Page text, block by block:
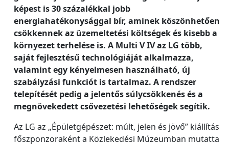
képest is 30 százalékkal jobb
energiahatékonysággal bír, aminek köszönhetően
csökkennek az üzemeltetési költségek és kisebb a
környezet terhelése is. A Multi V IV az LG több,
saját fejlesztésű technológiáját alkalmazza,
valamint egy kényelmesen használható, új
szabályzási funkciót is tartalmaz. A rendszer
telepítését pedig a jelentős súlycsökkenés és a
megnövekedett csővezetési lehetőségek segítik.
Az LG az „Épületgépészet: múlt, jelen és jövő” kiállítás
főszponzoraként a Közlekedési Múzeumban mutatta